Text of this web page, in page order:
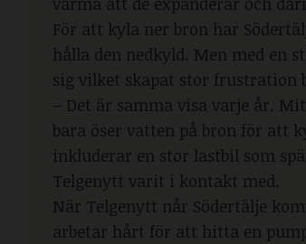
För att kyla ner bron har
hålla den nedkyld. Men med en
sig vilket skapat stor frustration
– Det är samma visa varje år.
bara öser vatten på bron för att
inkluderar en stor lastbil som
Telgenytt varit i kontakt med.
När Telgenytt når Södertälje
arbetar hårt för att hitta en